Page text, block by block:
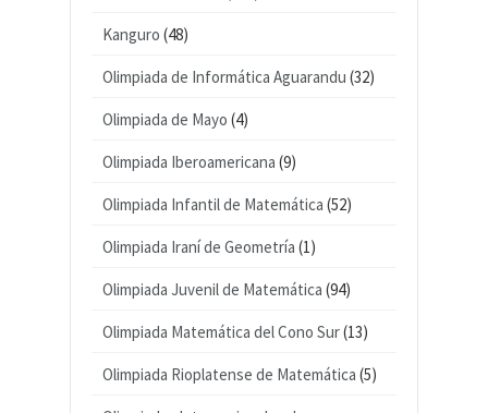
Kanguro (48)
Olimpiada de Informática Aguarandu (32)
Olimpiada de Mayo (4)
Olimpiada Iberoamericana (9)
Olimpiada Infantil de Matemática (52)
Olimpiada Iraní de Geometría (1)
Olimpiada Juvenil de Matemática (94)
Olimpiada Matemática del Cono Sur(13)
Olimpiada Rioplatense de Matemática (5)